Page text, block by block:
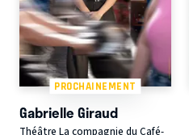
PROCHAINEMENT
Gabrielle Giraud
Théâtre La compagnie du Café-